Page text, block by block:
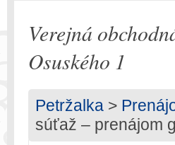
Verejná
Osuského 1
Petržalka >
súťaž – prenájom